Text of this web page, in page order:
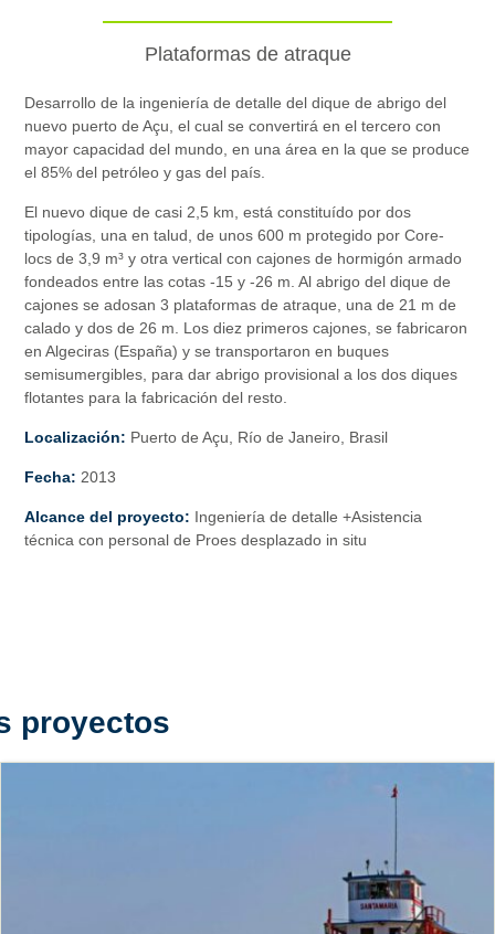
Plataformas de atraque
Desarrollo de la ingeniería de detalle del dique de abrigo del
nuevo puerto de Açu, el cual se convertirá en el tercero con
mayor capacidad del mundo, en una área en la que se produce
el 85% del petróleo y gas del país.
El nuevo dique de casi 2,5 km, está constituído por dos
tipologías, una en talud, de unos 600 m protegido por Core-
locs de 3,9 m³ y otra vertical con cajones de hormigón armado
fondeados entre las cotas -15 y -26 m. Al abrigo del dique de
cajones se adosan 3 plataformas de atraque, una de 21 m de
calado y dos de 26 m. Los diez primeros cajones, se fabricaron
en Algeciras (España) y se transportaron en buques
semisumergibles, para dar abrigo provisional a los dos diques
flotantes para la fabricación del resto.
Localización: Puerto de Açu, Río de Janeiro, Brasil
Fecha: 2013
Alcance del proyecto: Ingeniería de detalle +Asistencia
técnica con personal de Proes desplazado in situ
proyectos